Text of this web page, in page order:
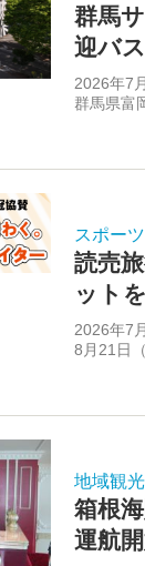
群馬
迎バ
2026年7
群馬県富
スポーツ
読売
ット
2026年7
8月21日
地域観
箱根
運航